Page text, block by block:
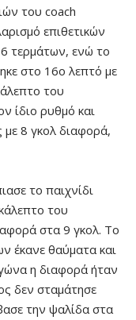
του coach
επιθετικών
τερμάτων, ενώ το
στο 16ο λεπτό με
του
ίδιο ρυθμό και
8 γκολ διαφορά,
το παιχνίδι
του
στα 9 γκολ. Το
έκανε θαύματα και
η διαφορά ήταν
δεν σταμάτησε
την ψαλίδα στα